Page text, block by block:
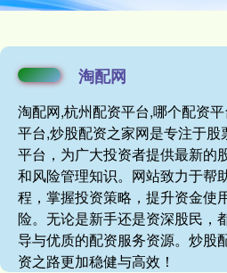
淘配网
淘配网,杭州配资平台,哪个配资
平台,炒股配资之家网是专注于
平台，为广大投资者提供最新的
和风险管理知识。网站致力于帮
程，掌握投资策略，提升资金使
险。无论是新手还是资深股民，
导与优质的配资服务资源。炒股
资之路更加稳健与高效！